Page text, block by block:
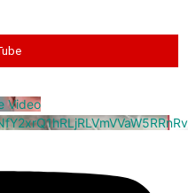
Video